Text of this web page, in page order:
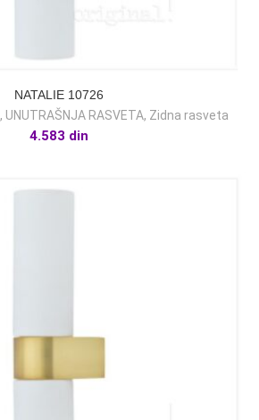
NATALIE 10726
, UNUTRAŠNJA RASVETA, Zidna rasveta
4.583 din